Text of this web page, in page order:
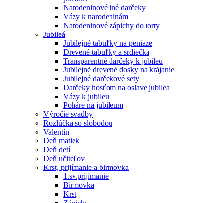
Narodeninové iné darčeky
Vázy k narodeninám
Narodeninové zápichy do torty
Jubileá
Jubilejné tabuľky na peniaze
Drevené tabuľky a srdiečka
Transparentné darčeky k jubileu
Jubilejné drevené dosky na krájanie
Jubilejné darčekové sety
Darčeky hosťom na oslave jubilea
Vázy k jubileu
Poháre na jubileum
Výročie svadby
Rozlúčka so slobodou
Valentín
Deň matiek
Deň detí
Deň učiteľov
Krst, prijímanie a birmovka
1.sv.prijímanie
Birmovka
Krst